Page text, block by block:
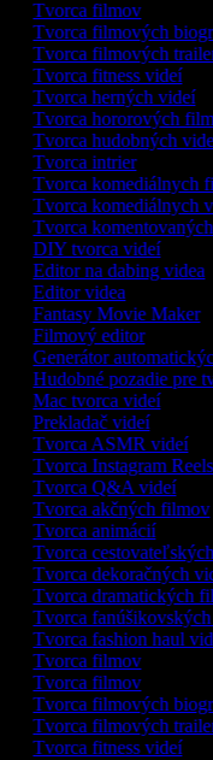
Tvorca filmov
Tvorca filmových
Tvorca filmových
Tvorca fitness videí
Tvorca herných videí
Tvorca hororových
Tvorca hudobných
Tvorca intrier
Tvorca komediálnych
Tvorca komediálnych
Tvorca
DIY tvorca videí
Editor na dabing videa
Editor videa
Fantasy Movie Maker
Filmový editor
Generátor
Hudobné pozadie pre
Mac tvorca videí
Prekladač videí
Tvorca ASMR videí
Tvorca Instagram Reels
Tvorca Q&A videí
Tvorca akčných filmov
Tvorca animácií
Tvorca
Tvorca dekoračných
Tvorca dramatických
Tvorca fanúšikovských
Tvorca fashion haul
Tvorca filmov
Tvorca filmov
Tvorca filmových
Tvorca filmových
Tvorca fitness videí